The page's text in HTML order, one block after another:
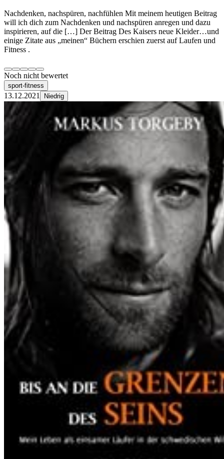
Nachdenken, nachspüren, nachfühlen Mit meinem heutigen Beitrag
will ich dich zum Nachdenken und nachspüren anregen und dazu
inspirieren, auf die […] Der Beitrag Des Kaisers neue Kleider…und
einige Zitate aus „meinen“ Büchern erschien zuerst auf Laufen und
Fitness .
Noch nicht bewertet
sport-fitness
13.12.2021 Niedrig